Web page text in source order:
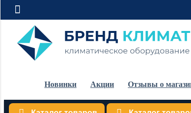
Новинки Акции Отзывы о